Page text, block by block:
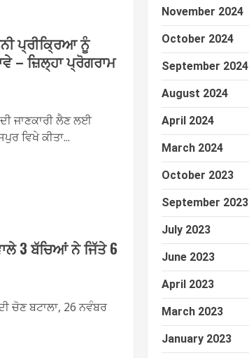
ਪ੍ਰੀਕ੍ਰਿਆ ਨੂੰ
– ਜ਼ਿਲ੍ਹਾ ਪ੍ਰੋਗਰਾਮ
ਜਾਣਕਾਰੀ ਲੈਣ ਲਈ
ਵਿਖੇ ਕੀਤਾ...
3 ਬੱਚਿਆਂ ਨੇ ਜਿੱਤੇ 6
ਚੋਣ ਬਟਾਲਾ, 26 ਨਵੰਬਰ
November 2024
October 2024
September 2024
August 2024
April 2024
March 2024
October 2023
September 2023
July 2023
June 2023
April 2023
March 2023
January 2023